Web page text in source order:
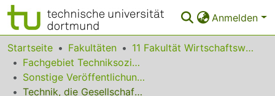
Anmelden
Bereiche & Sammlungen
Das gesamte Repositorium
Startseite Fakultäten
11 Fakultät Wirtschaftswissenschaften
Fachgebiet Techniksoziologie
Sonstige Veröffentlichungen
Technik, die Gesellschaft schafft